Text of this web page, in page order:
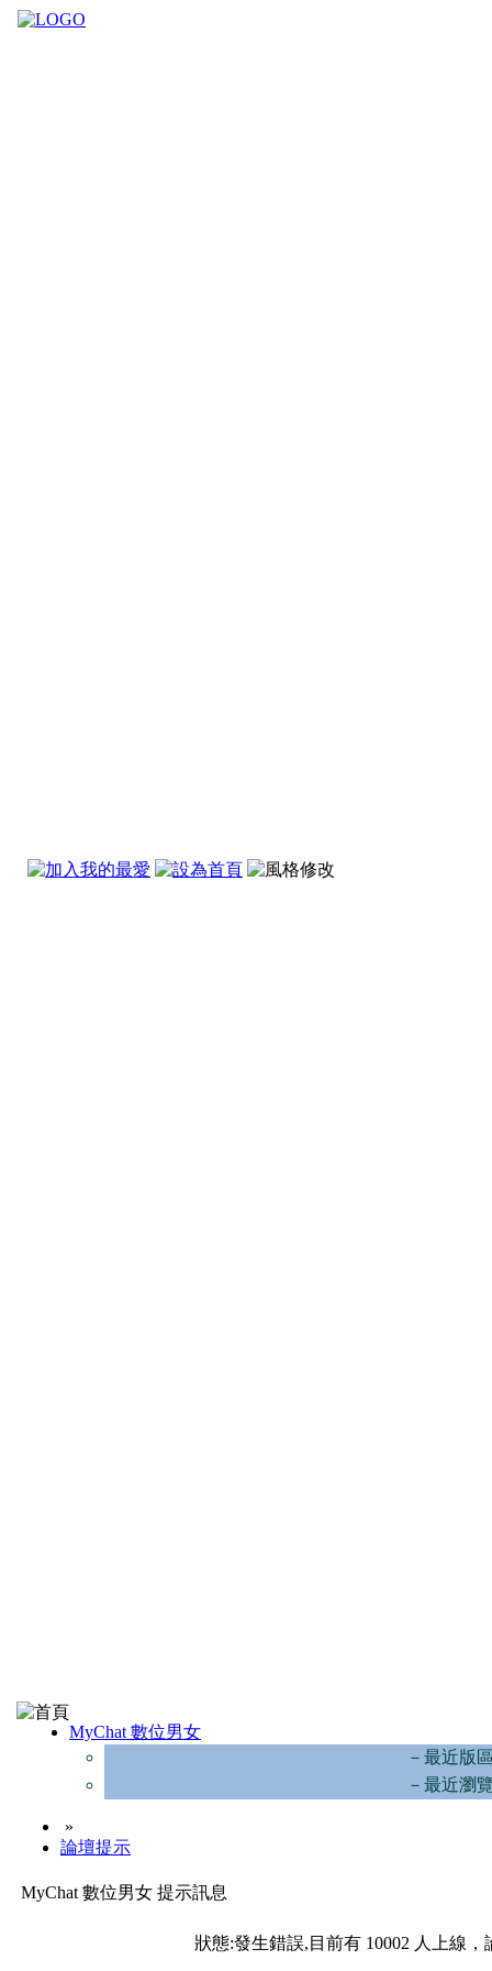
MyChat 數位男女
－最近版
－最近瀏
»
論壇提示
MyChat 數位男女 提示訊息
狀態:發生錯誤,目前有 10002 人上線